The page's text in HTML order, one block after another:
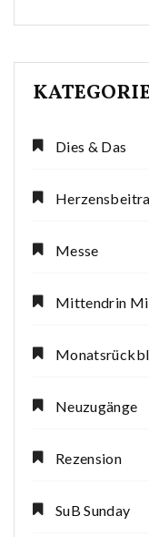
Dies & Das
Messe
Mittendrin
Neuzugänge
Rezension
SuB Sunday